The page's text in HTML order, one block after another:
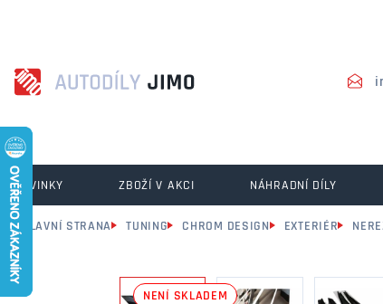
NOVINKY ZBOŽÍ V AKCI NÁHRADNÍ DÍLY
HLAVNÍ STRANA TUNING CHROM DESIGN EXTERIÉR
NENÍ SKLADEM